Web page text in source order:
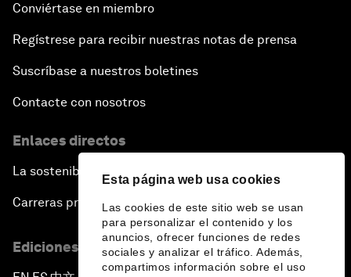
Esta página web usa cookies
Las cookies de este sitio web se usan
para personalizar el contenido y los
anuncios, ofrecer funciones de redes
sociales y analizar el tráfico. Además,
compartimos información sobre el uso
Conviértase en miembro
Regístrese para recibir nuestras notas de prensa
Suscríbase a nuestros boletines
Contacte con nosotros
Enlaces directos
La sostenibilidad en el Foro
Carreras profesionales
Ediciones en otros idiomas